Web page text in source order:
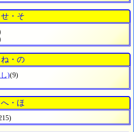
・そ
ね・の
)(9)
・ほ